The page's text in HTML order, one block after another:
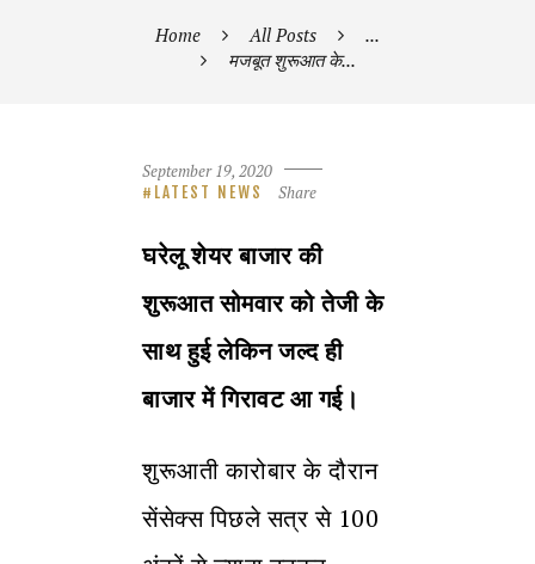
Home All Posts
...
मजबूत शुरूआत के...
September 19, 2020
LATEST NEWS Share
घरेलू शेयर बाजार की
शुरूआत सोमवार को तेजी के
साथ हुई लेकिन जल्द ही
बाजार में गिरावट आ गई।
शुरूआती कारोबार के दौरान
सेंसेक्स पिछले सत्र से 100